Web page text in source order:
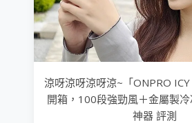
涼呀涼呀涼呀涼~「ONPRO ICY
開箱，100段強勁風＋金屬製
神器 評測